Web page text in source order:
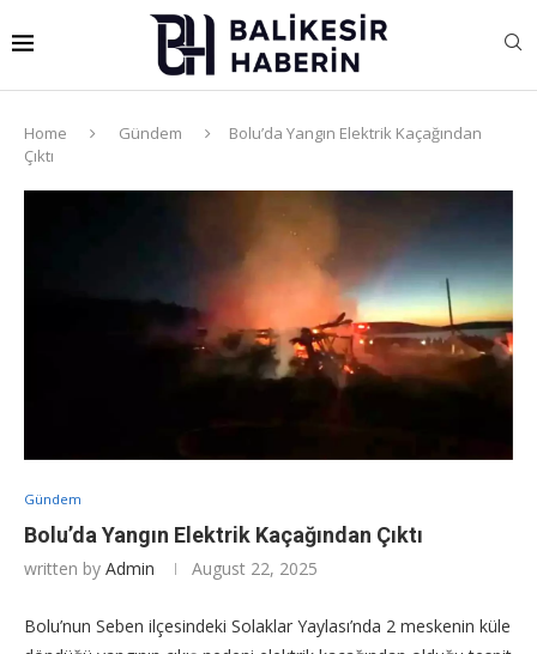
Home Gündem
Bolu’da Yangın Elektrik Kaçağından
Çıktı
Gündem
Bolu’da Yangın Elektrik Kaçağından Çıktı
written by Admin August 22, 2025
Bolu’nun Seben ilçesindeki Solaklar Yaylası’nda 2 meskenin küle